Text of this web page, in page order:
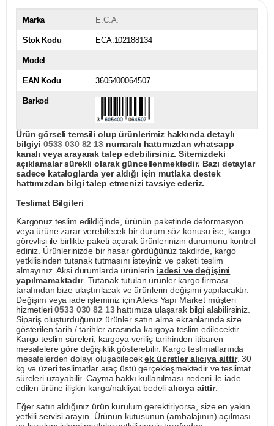
Marka E.C.A.
Stok Kodu ECA.102188134
Model
EAN Kodu 3605400064507
Barkod
Ürün görseli temsili olup ürünlerimiz hakkında detaylı
bilgiyi 0533 030 82 13numaralı hattımızdan whatsapp
kanalı veya arayarak talep edebilirsiniz. Sitemizdeki
açıklamalar sürekli olarak güncellenmektedir. Bazı detaylar
sadece kataloglarda yer aldığı için mutlaka destek
hattımızdan bilgi talep etmenizi tavsiye ederiz.
Teslimat Bilgileri
Kargonuz teslim edildiğinde, ürünün paketinde deformasyon
veya ürüne zarar verebilecek bir durum söz konusu ise, kargo
görevlisi ile birlikte paketi açarak ürünlerinizin durumunu kontrol
ediniz. Ürünlerinizde bir hasar gördüğünüz takdirde, kargo
yetkilisinden tutanak tutmasını isteyiniz ve paketi teslim
almayınız. Aksi durumlarda ürünlerin iadesi ve değişimi
yapılmamaktadır. Tutanak tutulan ürünler kargo firması
tarafından bize ulaştırılacak ve ürünlerin değişimi yapılacaktır.
Değişim veya iade işleminiz için Afeks Yapı Market müşteri
hizmetleri0533 030 82 13hattımıza ulaşarak bilgi alabilirsiniz.
Sipariş oluşturduğunuz ürünler satın alma ekranlarında size
gösterilen tarih / tarihler arasında kargoya teslim edilecektir.
Kargo teslim süreleri, kargoya veriliş tarihinden itibaren
mesafelere göre değişiklik gösterebilir. Kargo teslimatlarında
mesafelerden dolayı oluşabilecekek ücretler alıcıya aittir. 30
kg ve üzeri teslimatlar araç üstü gerçekleşmektedir ve teslimat
süreleri uzayabilir. Cayma hakkı kullanılması nedeni ile iade
edilen ürüne ilişkin kargo/nakliyat bedeli alıcıya aittir.
Eğer satın aldığınız ürün kurulum gerektiriyorsa, size en yakın
yetkili servisi arayın. Ürünün kutusunun (ambalajının) açılması